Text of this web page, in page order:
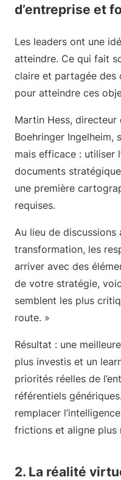
d’entreprise et
Les leaders ont une
atteindre. Ce qui fait
claire et partagée des
pour atteindre ces
Martin Hess,
Boehringer Ingelheim,
mais efficace : utiliser
documents
une première
requises.
Au lieu de discussions
transformation, les
arriver avec des
de votre stratégie,
semblent les plus
route. »
Résultat : une
plus investis et un
priorités réelles de
référentiels
remplacer
frictions et aligne plus
2. La réalité